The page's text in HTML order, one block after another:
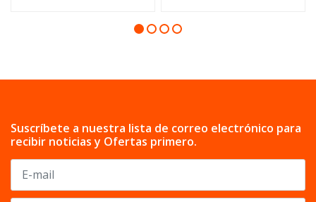
Suscríbete a nuestra lista de correo electrónico para
recibir noticias y Ofertas primero.